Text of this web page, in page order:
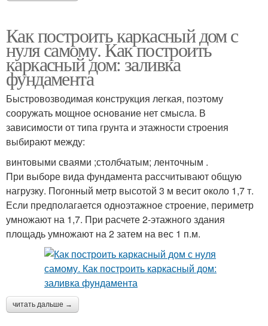
Как построить каркасный дом с
нуля самому. Как построить
каркасный дом: заливка
фундамента
Быстровозводимая конструкция легкая, поэтому
сооружать мощное основание нет смысла. В
зависимости от типа грунта и этажности строения
выбирают между:
винтовыми сваями ;столбчатым; ленточным .
При выборе вида фундамента рассчитывают общую
нагрузку. Погонный метр высотой 3 м весит около 1,7 т.
Если предполагается одноэтажное строение, периметр
умножают на 1,7. При расчете 2-этажного здания
площадь умножают на 2 затем на вес 1 п.м.
читать дальше →